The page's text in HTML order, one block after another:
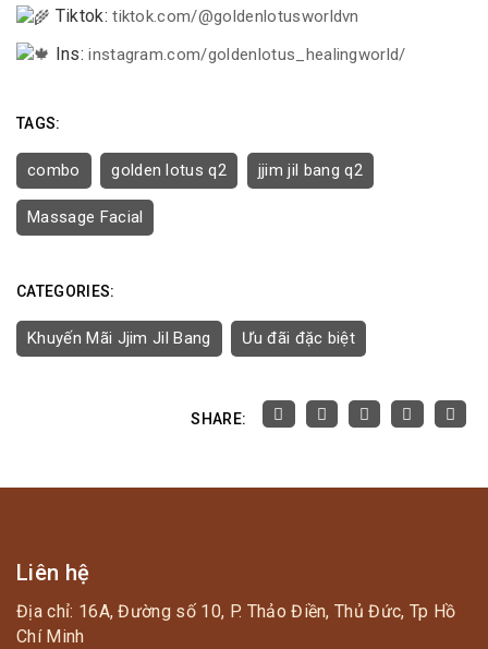
Tiktok:tiktok.com/@goldenlotusworldvn
Ins:instagram.com/goldenlotus_healingworld/
TAGS:
combo golden lotus q2 jjim jil bang q2
Massage Facial
CATEGORIES:
Khuyến Mãi Jjim Jil Bang Ưu đãi đặc biệt
SHARE:
Liên hệ
Địa chỉ: 16A, Đường số 10, P. Thảo Điền, Thủ Đức, Tp Hồ
Chí Minh